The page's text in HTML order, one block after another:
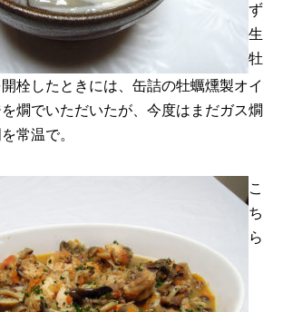
ず
生
牡
栓したときには、缶詰の牡蠣燻製オイ
燗でいただいたが、今度はまだガス燗
常温で。
こ
ち
ら